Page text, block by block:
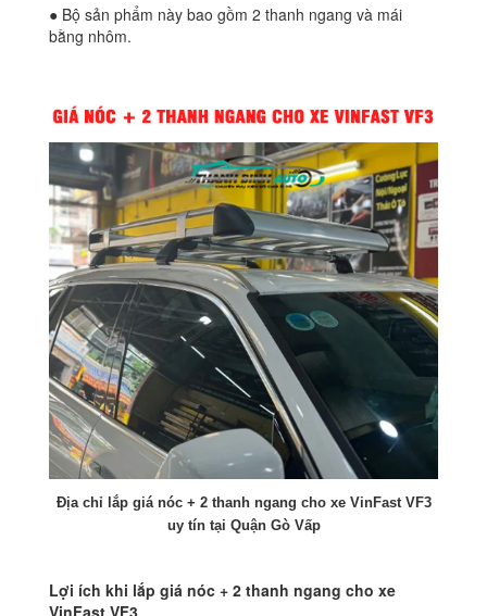
● Bộ sản phẩm này bao gồm 2 thanh ngang và mái
bằng nhôm.
Địa chỉ lắp giá nóc + 2 thanh ngang cho xe VinFast VF3
uy tín tại Quận Gò Vấp
Lợi ích khi lắp giá nóc + 2 thanh ngang cho xe